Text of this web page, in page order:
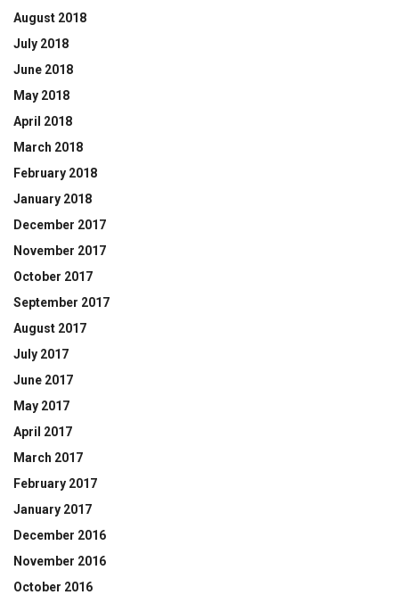
August 2018
July 2018
June 2018
May 2018
April 2018
March 2018
February 2018
January 2018
December 2017
November 2017
October 2017
September 2017
August 2017
July 2017
June 2017
May 2017
April 2017
March 2017
February 2017
January 2017
December 2016
November 2016
October 2016